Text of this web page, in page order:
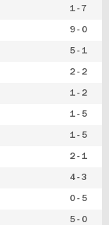
1 - 7
9 - 0
5 - 1
2 - 2
1 - 2
1 - 5
1 - 5
2 - 1
4 - 3
0 - 5
5 - 0